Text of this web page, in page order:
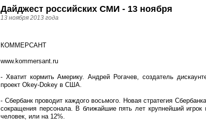
Дайджест российских СМИ - 13 ноября
13 ноября 2013 года
КОММЕРСАНТ
www.kommersant.ru
- Хватит кормить Америку. Андрей Рогачев, создатель
проект Okey-Dokey в США.
- Сбербанк проводит каждого восьмого. Новая стратегия
сокращения персонала. В ближайшие пять лет крупнейший
человек, или на 12%.